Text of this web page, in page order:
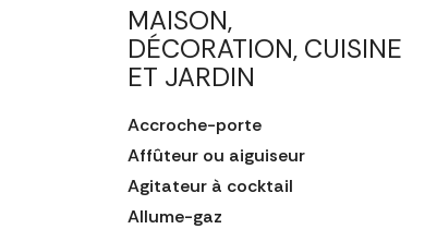
MAISON,
DÉCORATION, CUISINE
ET JARDIN
Accroche-porte
Affûteur ou aiguiseur
Agitateur à cocktail
Allume-gaz